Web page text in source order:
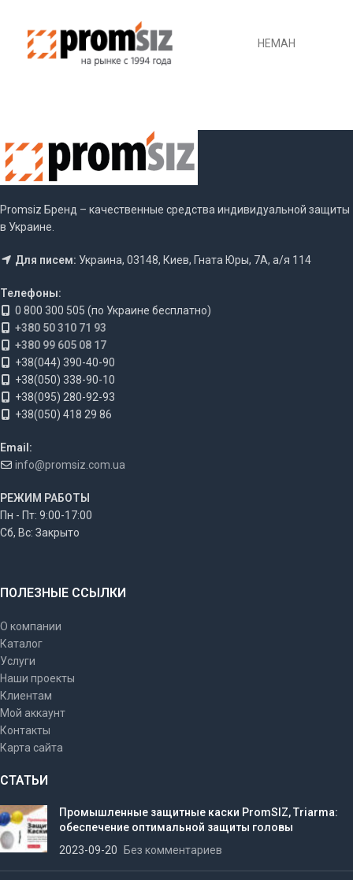
НЕМАН
Promsiz Бренд – качественные средства индивидуальной защиты
в Украине.
Для писем: Украина, 03148, Киев, Гната Юры, 7А, а/я 114
Телефоны:
0 800 300 505 (по Украине бесплатно)
+380 50 310 71 93
+380 99 605 08 17
+38(044) 390-40-90
+38(050) 338-90-10
+38(095) 280-92-93
+38(050) 418 29 86
Email:
info@promsiz.com.ua
РЕЖИМ РАБОТЫ
Пн - Пт: 9:00-17:00
Сб, Вс: Закрыто
ПОЛЕЗНЫЕ ССЫЛКИ
О компании
Каталог
Услуги
Наши проекты
Клиентам
Мой аккаунт
Контакты
Карта сайта
СТАТЬИ
Промышленные защитные каски PromSIZ, Triarma:
обеспечение оптимальной защиты головы
2023-09-20
Без комментариев